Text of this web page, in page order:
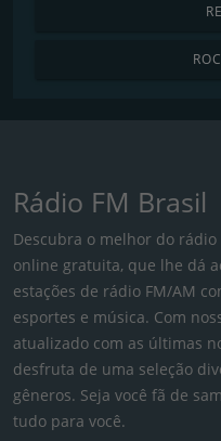
Rádio FM Brasil
Descubra o melhor do
online gratuita, que lhe dá
estações de rádio FM/AM
esportes e música. Com
atualizado com as últimas
desfruta de uma seleção
gêneros. Seja você fã de
tudo para você.